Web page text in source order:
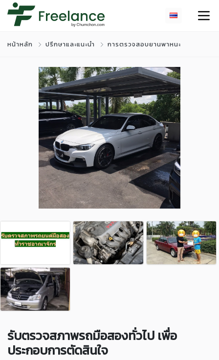
หน้าหลัก ปรึกษาและแนะนำ การตรวจสอบยานพาหนะ
รับตรวจสภาพรถมือสองทั่วไป เพื่อ
ประกอบการตัดสินใจ